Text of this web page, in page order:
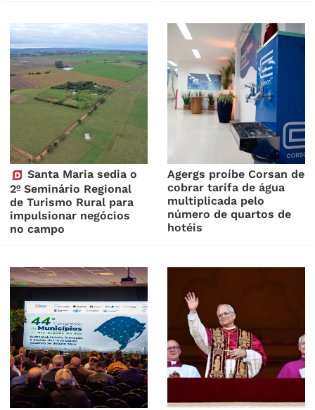
Santa Maria sedia o
2º Seminário Regional
de Turismo Rural para
impulsionar negócios
no campo
Agergs proíbe Corsan de
cobrar tarifa de água
multiplicada pelo
número de quartos de
hotéis